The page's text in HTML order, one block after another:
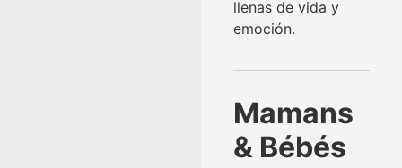
llenas de vida y
emoción.
Mamans
& Bébés